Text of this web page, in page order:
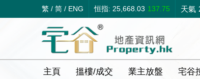
繁 / 简 / ENG 恒指: 25,668.03 137.75 天氣
主頁 搵樓/成交 業主放盤 宅谷